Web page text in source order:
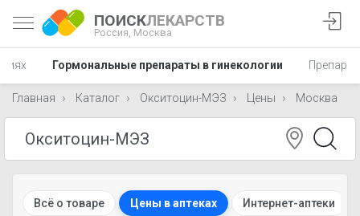
ПОИСКЛЕКАРСТВ
Россия, Москва
Гормональные препараты в гинекологии
Главная Каталог Окситоцин-МЭЗ Цены Москва
Всё о товаре Цены в аптеках Интернет-аптеки